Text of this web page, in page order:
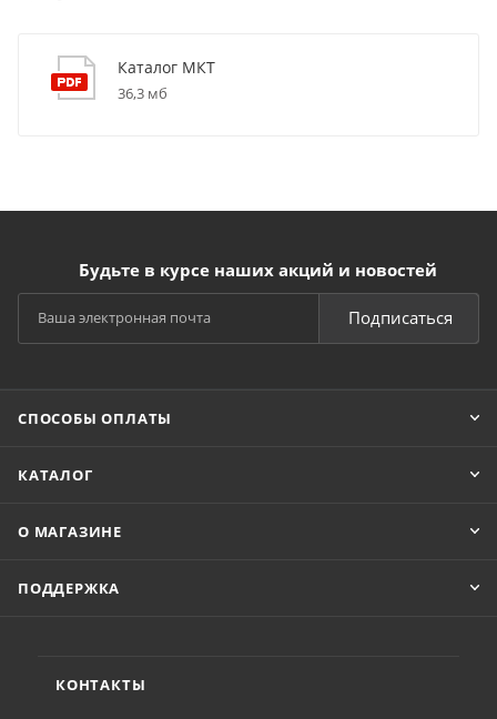
Каталог МКТ
36,3 мб
Будьте в курсе наших акций и новостей
Подписаться
СПОСОБЫ ОПЛАТЫ
КАТАЛОГ
О МАГАЗИНЕ
ПОДДЕРЖКА
КОНТАКТЫ